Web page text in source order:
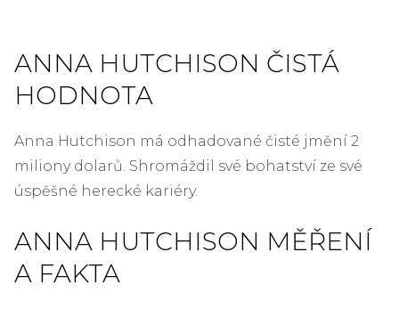
ANNA HUTCHISON ČISTÁ
HODNOTA
Anna Hutchison má odhadované čisté jmění 2
miliony dolarů. Shromáždil své bohatství ze své
úspěšné herecké kariéry.
ANNA HUTCHISON MĚŘENÍ
A FAKTA